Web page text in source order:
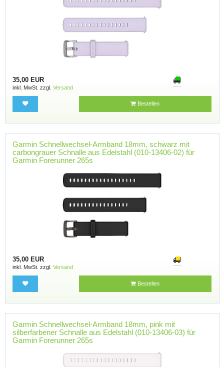
35,00 EUR
inkl. MwSt. zzgl. Versand
Bestellen
Garmin Schnellwechsel-Armband 18mm, schwarz mit
carbongrauer Schnalle aus Edelstahl (010-13406-02) für
Garmin Forerunner 265s
35,00 EUR
inkl. MwSt. zzgl. Versand
Bestellen
Garmin Schnellwechsel-Armband 18mm, pink mit
silberfarbener Schnalle aus Edelstahl (010-13406-03) für
Garmin Forerunner 265s